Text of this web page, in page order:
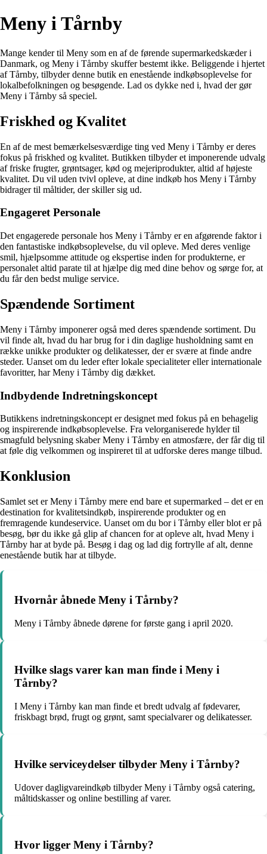
Meny i Tårnby
Mange kender til Meny som en af de førende supermarkedskæder i
Danmark, og Meny i Tårnby skuffer bestemt ikke. Beliggende i hjertet
af Tårnby, tilbyder denne butik en enestående indkøbsoplevelse for
lokalbefolkningen og besøgende. Lad os dykke ned i, hvad der gør
Meny i Tårnby så speciel.
Friskhed og Kvalitet
En af de mest bemærkelsesværdige ting ved Meny i Tårnby er deres
fokus på friskhed og kvalitet. Butikken tilbyder et imponerende udvalg
af friske frugter, grøntsager, kød og mejeriprodukter, altid af højeste
kvalitet. Du vil uden tvivl opleve, at dine indkøb hos Meny i Tårnby
bidrager til måltider, der skiller sig ud.
Engageret Personale
Det engagerede personale hos Meny i Tårnby er en afgørende faktor i
den fantastiske indkøbsoplevelse, du vil opleve. Med deres venlige
smil, hjælpsomme attitude og ekspertise inden for produkterne, er
personalet altid parate til at hjælpe dig med dine behov og sørge for, at
du får den bedst mulige service.
Spændende Sortiment
Meny i Tårnby imponerer også med deres spændende sortiment. Du
vil finde alt, hvad du har brug for i din daglige husholdning samt en
række unikke produkter og delikatesser, der er svære at finde andre
steder. Uanset om du leder efter lokale specialiteter eller internationale
favoritter, har Meny i Tårnby dig dækket.
Indbydende Indretningskoncept
Butikkens indretningskoncept er designet med fokus på en behagelig
og inspirerende indkøbsoplevelse. Fra velorganiserede hylder til
smagfuld belysning skaber Meny i Tårnby en atmosfære, der får dig til
at føle dig velkommen og inspireret til at udforske deres mange tilbud.
Konklusion
Samlet set er Meny i Tårnby mere end bare et supermarked – det er en
destination for kvalitetsindkøb, inspirerende produkter og en
fremragende kundeservice. Uanset om du bor i Tårnby eller blot er på
besøg, bør du ikke gå glip af chancen for at opleve alt, hvad Meny i
Tårnby har at byde på. Besøg i dag og lad dig fortrylle af alt, denne
enestående butik har at tilbyde.
Hvornår åbnede Meny i Tårnby?
Meny i Tårnby åbnede dørene for første gang i april 2020.
Hvilke slags varer kan man finde i Meny i
Tårnby?
I Meny i Tårnby kan man finde et bredt udvalg af fødevarer,
friskbagt brød, frugt og grønt, samt specialvarer og delikatesser.
Hvilke serviceydelser tilbyder Meny i Tårnby?
Udover dagligvareindkøb tilbyder Meny i Tårnby også catering,
måltidskasser og online bestilling af varer.
Hvor ligger Meny i Tårnby?